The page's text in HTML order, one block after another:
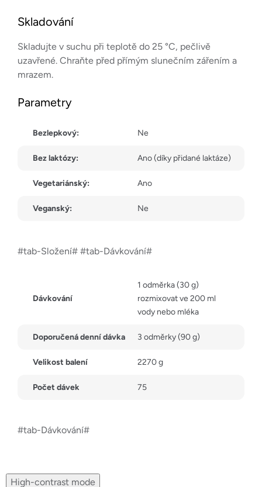
Skladování
Skladujte v suchu při teplotě do 25 °C, pečlivě
uzavřené. Chraňte před přímým slunečním zářením a
mrazem.
Parametry
Bezlepkový: Ne
Bez laktózy: Ano (díky přidané laktáze)
Vegetariánský: Ano
Veganský: Ne
#tab-Složení# #tab-Dávkování#
Dávkování
1 odměrka (30 g)
rozmixovat ve 200 ml
vody nebo mléka
Doporučená denní dávka 3 odměrky (90 g)
Velikost balení 2270 g
Počet dávek 75
#tab-Dávkování#
High-contrast mode